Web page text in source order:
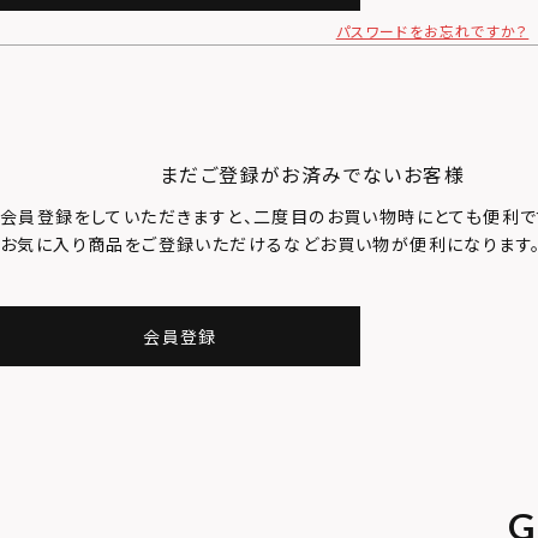
パスワードをお忘れですか？
まだご登録がお済みでないお客様
会員登録をしていただきますと、二度目のお買い物時にとても便利で
お気に入り商品をご登録いただけるなどお買い物が便利になります。
会員登録